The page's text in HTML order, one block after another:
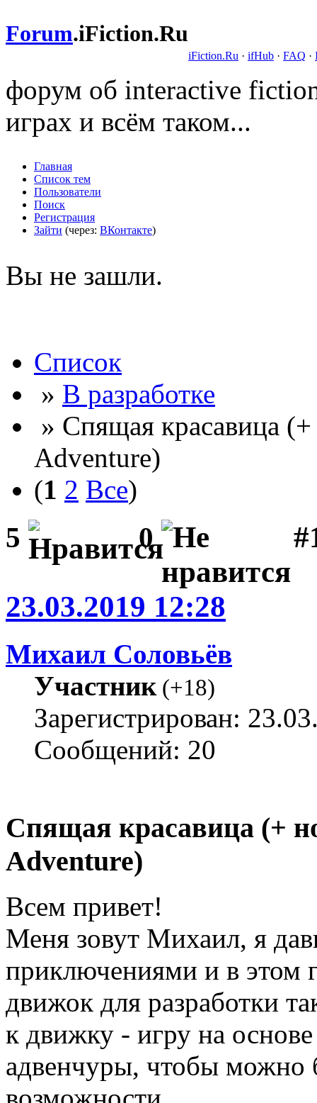
Forum.iFiction.Ru
iFiction.Ru · ifHub · FAQ ·
форум об interactive
играх и всём таком...
Главная
Список тем
Пользователи
Поиск
Регистрация
Зайти (через: ВКонтакте)
Вы не зашли.
Список
» В разработке
» Спящая красавица
Adventure)
(1 2 Все)
5 0
23.03.2019 12:28
Михаил Соловьёв
Участник(+18)
Зарегистрирован:
Сообщений: 20
Спящая красавица (+
Adventure)
Всем привет!
Меня зовут Михаил, я
приключениями и в этом
движок для разработки
к движку - игру на
адвенчуры, чтобы можно